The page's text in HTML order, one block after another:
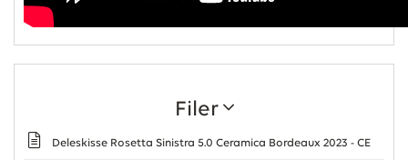
Filer
Deleskisse Rosetta Sinistra 5.0 Ceramica Bordeaux 2023 - CE